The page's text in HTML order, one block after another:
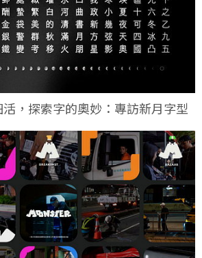
，探索字的奧妙：專訪新月字型